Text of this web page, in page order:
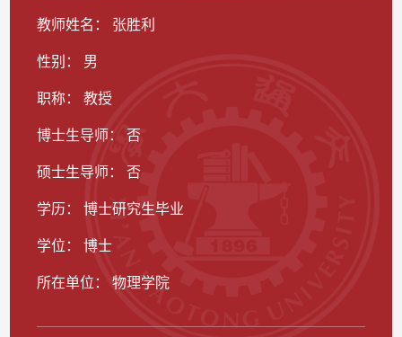
教师姓名： 张胜利
性别： 男
职称： 教授
博士生导师： 否
硕士生导师： 否
学历： 博士研究生毕业
学位： 博士
所在单位： 物理学院